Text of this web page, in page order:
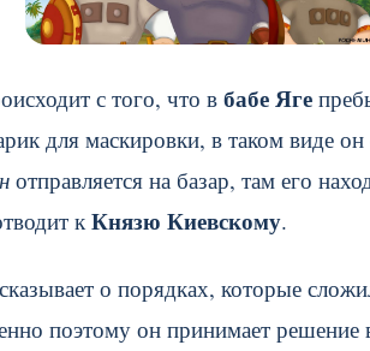
с того, что в бабе Яге
для маскировки, в таком виде он
отправляется на базар, там его
к Князю Киевскому.
о порядках, которые
поэтому он принимает решение